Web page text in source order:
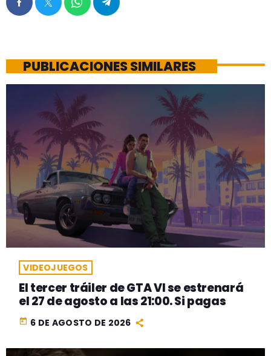
PUBLICACIONES SIMILARES
VIDEOJUEGOS
El tercer tráiler de GTA VI se estrenará
el 27 de agosto a las 21:00. Si pagas
today 6 DE AGOSTO DE 2026